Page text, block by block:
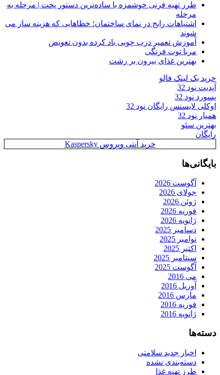
طرز تهیه فرنی خوشمزه با ساده‌ترین دستور پخت | مرحله به
مرحله
اشتباهات رایج در نمای ساختمان؛ خطاهایی که هزینه ساز می
شوند
آموزش تعمیر درب چوبی باد کرده بدون تعویض
مربا توت فرنگی
بهترین غذای بیرون بر رشت
خرید بک لینک فالو
آپدیت نود 32
پسورد نود 32
اوکلی لایسنس رایگان نود 32
همیار نود 32
بهترین سئو
رایگان
خرید آنتی ویروس Kaspersky
بایگانی‌ها
آگوست 2026
جولای 2026
ژوئن 2026
فوریه 2026
ژانویه 2026
دسامبر 2025
نوامبر 2025
اکتبر 2025
سپتامبر 2025
آگوست 2025
می 2016
آوریل 2016
مارس 2016
فوریه 2016
ژانویه 2016
دسته‌ها
اخبار جدید سلامتی
دسته‌بندی نشده
طرز تهیه غذا